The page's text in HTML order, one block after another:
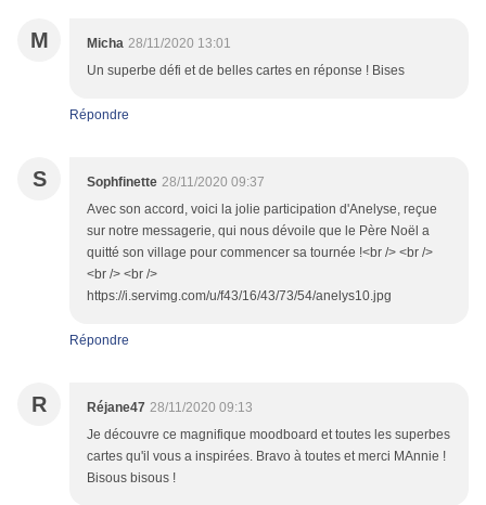
M Micha 28/11/2020 13:01
Un superbe défi et de belles cartes en réponse ! Bises
Répondre
S Sophfinette 28/11/2020 09:37
Avec son accord, voici la jolie participation d'Anelyse, reçue
sur notre messagerie, qui nous dévoile que le Père Noël a
quitté son village pour commencer sa tournée !<br /> <br />
<br /> <br />
https://i.servimg.com/u/f43/16/43/73/54/anelys10.jpg
Répondre
R Réjane47 28/11/2020 09:13
Je découvre ce magnifique moodboard et toutes les superbes
cartes qu'il vous a inspirées. Bravo à toutes et merci MAnnie !
Bisous bisous !